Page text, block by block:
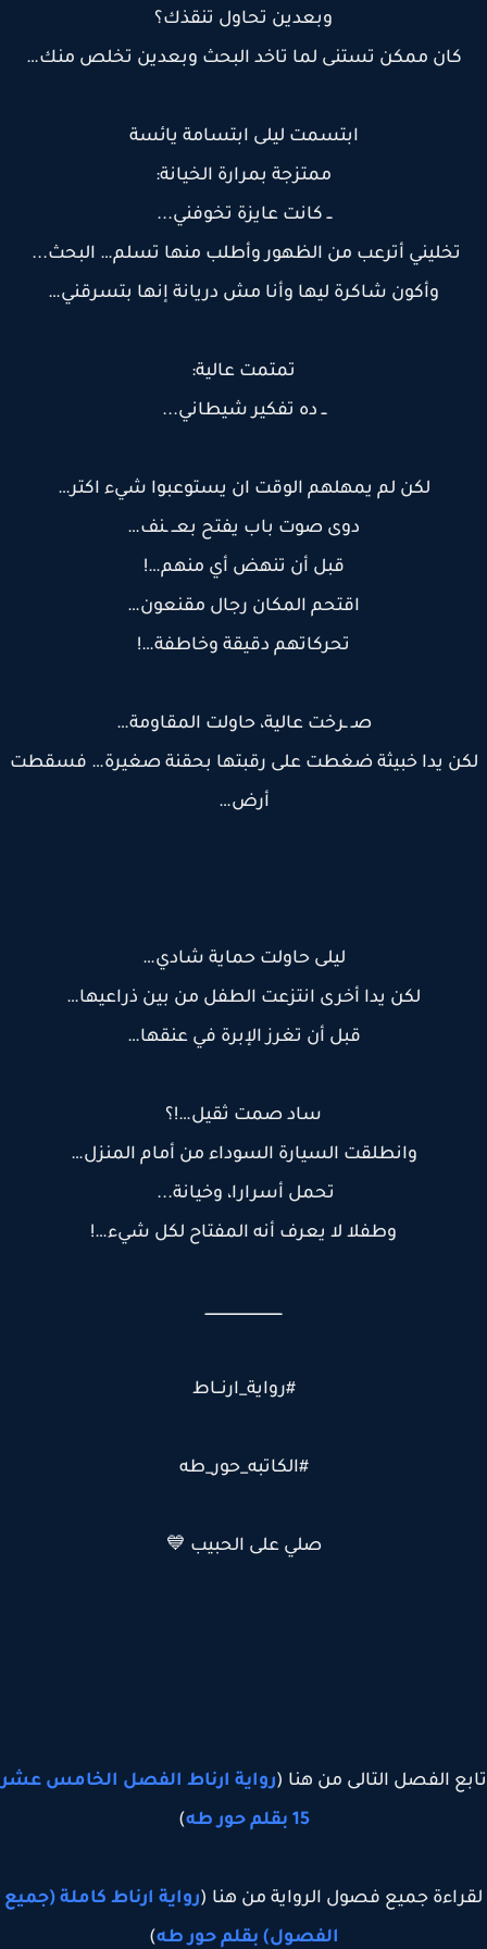
وبعدين تحاول تنقذك؟
كان ممكن تستنى لما تاخد البحث وبعدين تخلص منك…
ابتسمت ليلى ابتسامة يائسة
ممتزجة بمرارة الخيانة:
ــ كانت عايزة تخوفني...
تخليني أترعب من الظهور وأطلب منها تسلم… البحث...
وأكون شاكرة ليها وأنا مش دريانة إنها بتسرقني…
تمتمت عالية:
ــ ده تفكير شيطاني...
لكن لم يمهلهم الوقت ان يستوعبوا شيء اكتر…
دوى صوت باب يفتح بعــ ـنف…
قبل أن تنهض أي منهم…!
اقتحم المكان رجال مقنعون…
تحركاتهم دقيقة وخاطفة…!
صـ ـرخت عالية، حاولت المقاومة…
يدا خبيثة ضغطت على رقبتها بحقنة صغيرة… فسقطت
أرض…
ليلى حاولت حماية شادي…
لكن يدا أخرى انتزعت الطفل من بين ذراعيها…
قبل أن تغرز الإبرة في عنقها…
ساد صمت ثقيل…!؟
وانطلقت السيارة السوداء من أمام المنزل…
تحمل أسرارا، وخيانة...
وطفلا لا يعرف أنه المفتاح لكل شيء…!
ـــــــــــــــــــــــــــــــــــ
#رواية_ارنــاط
#الكاتبه_حور_طه
صلي على الحبيب 💙
الفصل التالى من هنا (رواية ارناط الفصل الخامس عشر
)
جميع فصول الرواية من هنا (رواية ارناط كاملة (جميع
الفصول) بقلم حور طه)